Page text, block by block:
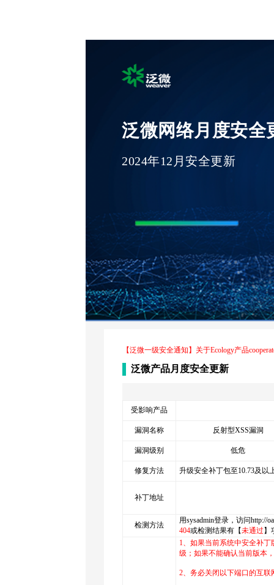
泛微网络月度安全
2024年12月安全更新
【泛微一级安全通知】关于Ecology产品
泛微产品月度安全更新
受影响产品
漏洞名称 反射型XSS漏洞
漏洞级别 低危
修复方法 升级安全补丁包至10.73及以
补丁地址
检测方法
用sysadmin登录，访问http://
404或检测结果有【未通过 】
1、如果当前系统中安全补丁
级；如果不能确认当前版本
2、务必关闭以下端口的互联